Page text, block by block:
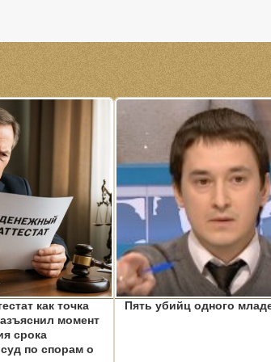
как точка
момент
срока
по спорам о
Пять убийц одного